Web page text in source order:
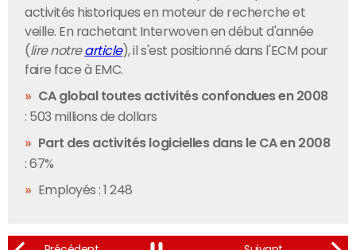
activités historiques en moteur de recherche et
veille. En rachetant Interwoven en début d'année
( lire notrearticle), il s'est positionné dans l'ECM pour
faire face à EMC.
CA global toutes activités confondues en 2008
: 503 millions de dollars
Part des activités logicielles dans le CA en 2008
: 67%
Employés : 1 248